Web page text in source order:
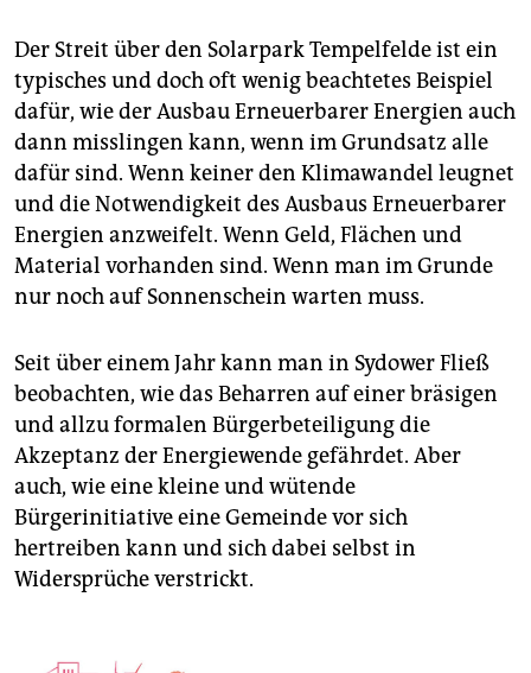
Der Streit über den Solarpark Tempelfelde ist ein
typisches und doch oft wenig beachtetes Beispiel
dafür, wie der Ausbau Erneuerbarer Energien auch
dann misslingen kann, wenn im Grundsatz alle
dafür sind. Wenn keiner den Klimawandel leugnet
und die Notwendigkeit des Ausbaus Erneuerbarer
Energien anzweifelt. Wenn Geld, Flächen und
Material vorhanden sind. Wenn man im Grunde
nur noch auf Sonnenschein warten muss.
Seit über einem Jahr kann man in Sydower Fließ
beobachten, wie das Beharren auf einer bräsigen
und allzu formalen Bürgerbeteiligung die
Akzeptanz der Energiewende gefährdet. Aber
auch, wie eine kleine und wütende
Bürgerinitiative eine Gemeinde vor sich
hertreiben kann und sich dabei selbst in
Widersprüche verstrickt.